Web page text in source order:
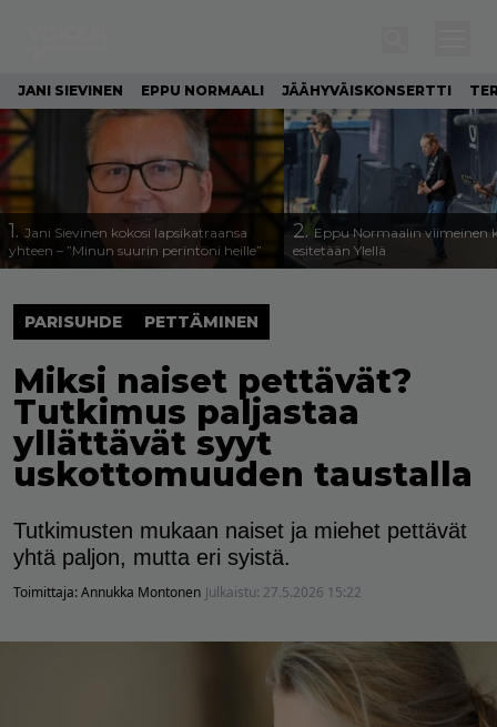
JANI SIEVINEN EPPU NORMAALI JÄÄHYVÄISKONSERTTI
1. Jani Sievinen kokosi lapsikatraansa
yhteen – ”Minun suurin perintöni heille”
2. Eppu Normaalin viimeinen
esitetään Ylellä
PARISUHDE PETTÄMINEN
Miksi naiset pettävät?
Tutkimus paljastaa
yllättävät syyt
uskottomuuden taustalla
Tutkimusten mukaan naiset ja miehet pettävät
yhtä paljon, mutta eri syistä.
Toimittaja:Annukka Montonen Julkaistu: 27.5.2026 15:22